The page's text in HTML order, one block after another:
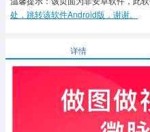
处，跳转该软件Android版，谢谢。
详情